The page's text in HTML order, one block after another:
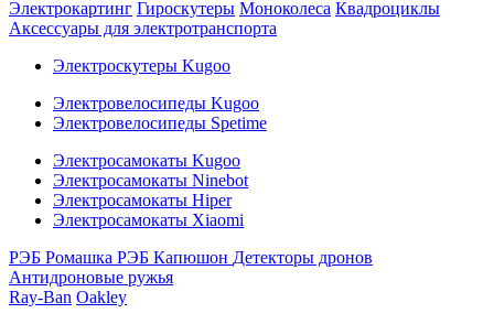
Электрокартинг Гироскутеры Моноколеса Квадроциклы
Аксессуары для электротранспорта
Электроскутеры Kugoo
Электровелосипеды Kugoo
Электровелосипеды Spetime
Электросамокаты Kugoo
Электросамокаты Ninebot
Электросамокаты Hiper
Электросамокаты Xiaomi
РЭБ Ромашка РЭБ Капюшон Детекторы дронов
Антидроновые ружья
Ray-Ban Oakley